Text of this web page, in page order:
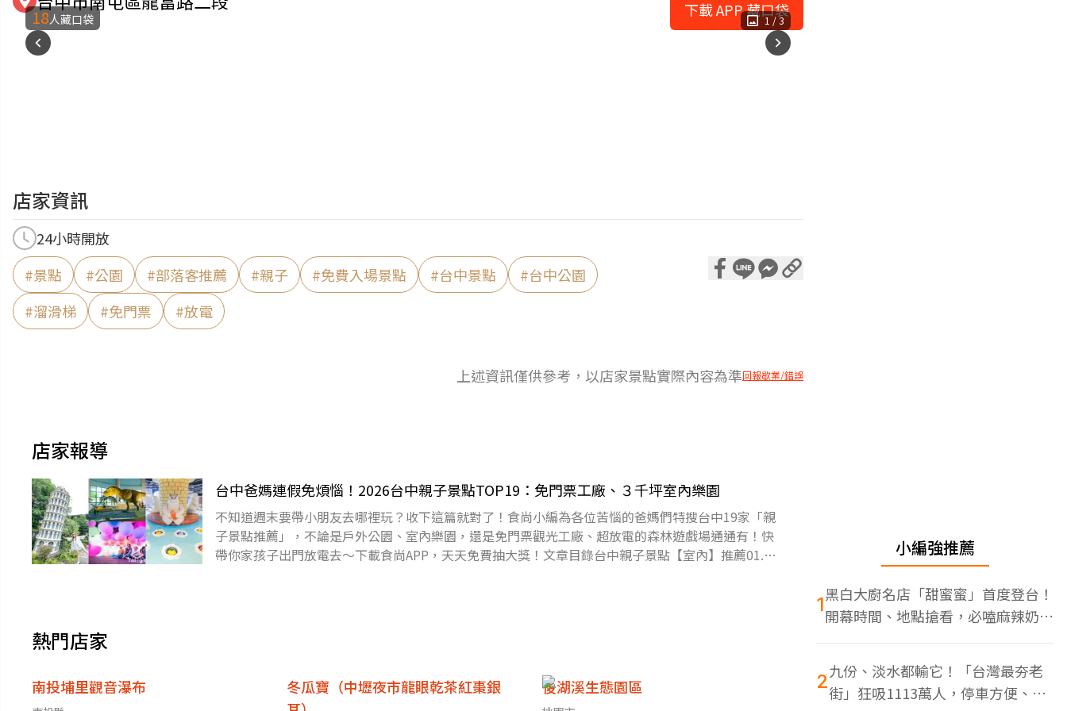
1/3
18人藏口袋
店家資訊
24小時開放
#景點 #公園 #部落客推薦 #親子 #免費入場景點 #台中景點 #台中公園
#溜滑梯 #免門票 #放電
下載 APP 藏口袋
上述資訊僅供參考，以店家景點實際內容為準回報歇業/錯誤
店家報導
台中爸媽連假免煩惱！2026台中親子景點TOP19：免門票工廠、３千坪室內樂園
不知道週末要帶小朋友去哪裡玩？收下這篇就對了！食尚小編為各位苦惱的爸媽們特搜台中19家「親
子景點推薦」，不論是戶外公園、室內樂園，還是免門票觀光工廠、超放電的森林遊戲場通通有！快
帶你家孩子出門放電去～下載食尚APP，天天免費抽大獎！文章目錄台中親子景點【室內】推薦01.異
熱門店家
南投埔里觀音瀑布
冬瓜寶（中壢夜市龍眼乾茶紅棗銀
後湖溪生態園區
小編強推薦
1黑白大廚名店「甜蜜蜜」首度登台！
開幕時間、地點搶看，必嗑麻辣奶油
蝦
2九份、淡水都輸它！「台灣最夯老
街」狂吸1113萬人，停車方便、特